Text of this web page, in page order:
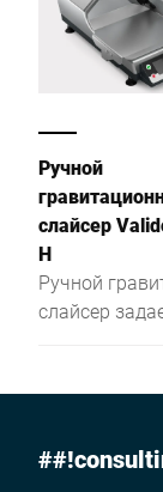
Ручной
слайсер
H
Ручной
слайсер
гигиены и